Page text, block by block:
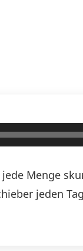
Menge
jeden